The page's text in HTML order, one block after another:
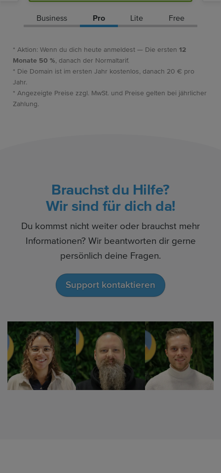
Business Pro Lite Free
* Aktion: Wenn du dich heute anmeldest — Die ersten 12
Monate 50 %, danach der Normaltarif.
* Die Domain ist im ersten Jahr kostenlos, danach 20 € pro
Jahr.
* Angezeigte Preise zzgl. MwSt. und Preise gelten bei jährlicher
Zahlung.
Brauchst du Hilfe?
Wir sind für dich da!
Du kommst nicht weiter oder brauchst mehr
Informationen? Wir beantworten dir gerne
persönlich deine Fragen.
Support kontaktieren